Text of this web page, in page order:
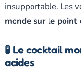
insupportable. Les
monde sur le point
🧪 Le cocktail
acides